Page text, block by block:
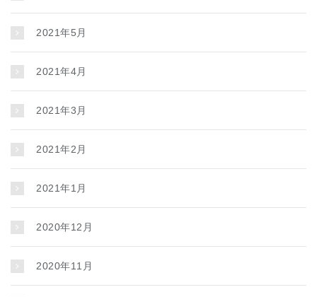
2021年5月
2021年4月
2021年3月
2021年2月
2021年1月
2020年12月
2020年11月